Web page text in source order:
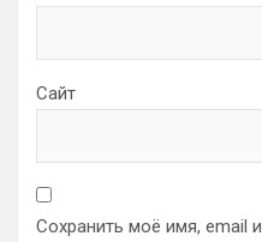
Сайт
Сохранить моё имя, email